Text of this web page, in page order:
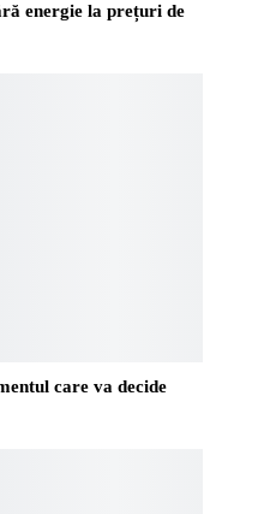
energie la prețuri de
care va decide